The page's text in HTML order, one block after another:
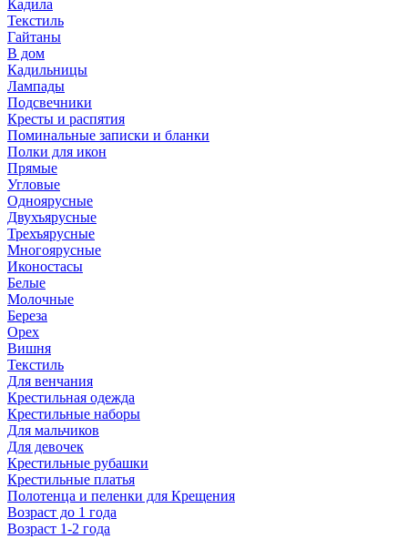
Кадила
Текстиль
Гайтаны
В дом
Кадильницы
Лампады
Подсвечники
Кресты и распятия
Поминальные записки и бланки
Полки для икон
Прямые
Угловые
Одноярусные
Двухъярусные
Трехъярусные
Многоярусные
Иконостасы
Белые
Молочные
Береза
Орех
Вишня
Текстиль
Для венчания
Крестильная одежда
Крестильные наборы
Для мальчиков
Для девочек
Крестильные рубашки
Крестильные платья
Полотенца и пеленки для Крещения
Возраст до 1 года
Возраст 1-2 года